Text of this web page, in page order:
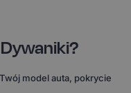
model auta, pokrycie